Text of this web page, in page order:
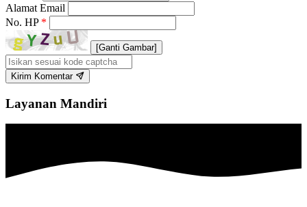
Alamat Email
No. HP *
[Ganti Gambar]
Kirim Komentar
Layanan Mandiri